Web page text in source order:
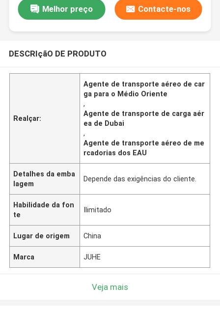
Melhor preço Contacte-nos
DESCRIçãO DE PRODUTO
Realçar:
Agente de transporte aéreo de car
ga para o Médio Oriente
,
Agente de transporte de carga aér
ea de Dubai
,
Agente de transporte aéreo de me
rcadorias dos EAU
Detalhes da emba
lagem
Depende das exigências do cliente.
Habilidade da fon
te
Ilimitado
Lugar de origem China
Marca JUHE
Veja mais